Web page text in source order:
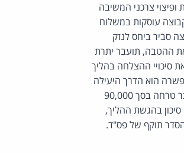
צרכני המשיבה
עוסקות במשלוח
סביר ביחס לנזק
ההטבה, תועבר יתרת
סיכויי ההצלחה בהליך
הוא הדרך היעילה
וההוגנת לסיום ההליך. הצדדים המליצו על פסיקת גמול של 30,000 ש"ח למבקשים ועל פסיקת שכר טרחה בסך 90,000
בהגשת ההליך,
תוקף של פס"ד.